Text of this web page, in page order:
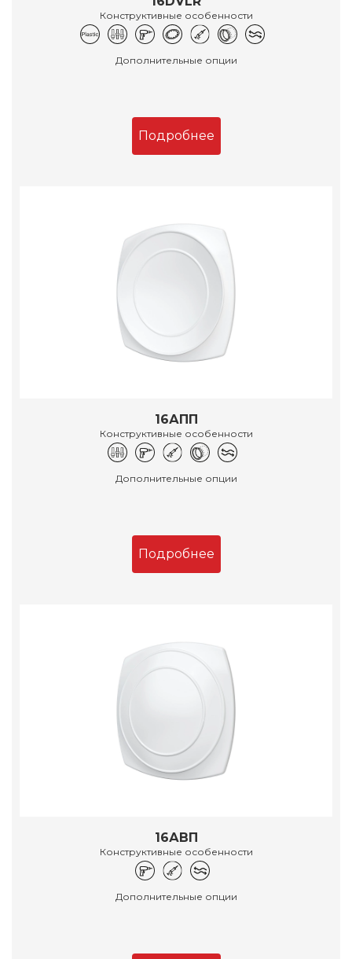
Конструктивные особенности
Дополнительные опции
Подробнее
16АПП
Конструктивные особенности
Дополнительные опции
Подробнее
16АВП
Конструктивные особенности
Дополнительные опции